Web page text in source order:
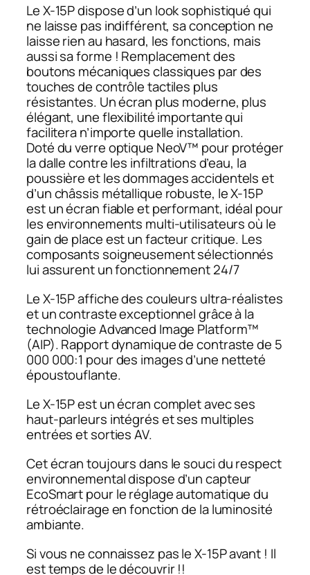
Le X-15P dispose d’un look sophistiqué qui
ne laisse pas indifférent, sa conception ne
laisse rien au hasard, les fonctions, mais
aussi sa forme ! Remplacement des
boutons mécaniques classiques par des
touches de contrôle tactiles plus
résistantes. Un écran plus moderne, plus
élégant, une flexibilité importante qui
facilitera n’importe quelle installation.
Doté du verre optique NeoV™ pour protéger
la dalle contre les infiltrations d’eau, la
poussière et les dommages accidentels et
d’un châssis métallique robuste, le X-15P
est un écran fiable et performant, idéal pour
les environnements multi-utilisateurs où le
gain de place est un facteur critique. Les
composants soigneusement sélectionnés
lui assurent un fonctionnement 24/7
Le X-15P affiche des couleurs ultra-réalistes
et un contraste exceptionnel grâce à la
technologie Advanced Image Platform™
(AIP). Rapport dynamique de contraste de 5
000 000:1 pour des images d’une netteté
époustouflante.
Le X-15P est un écran complet avec ses
haut-parleurs intégrés et ses multiples
entrées et sorties AV.
Cet écran toujours dans le souci du respect
environnemental dispose d’un capteur
EcoSmart pour le réglage automatique du
rétroéclairage en fonction de la luminosité
ambiante.
Si vous ne connaissez pas le X-15P avant ! Il
est temps de le découvrir !!